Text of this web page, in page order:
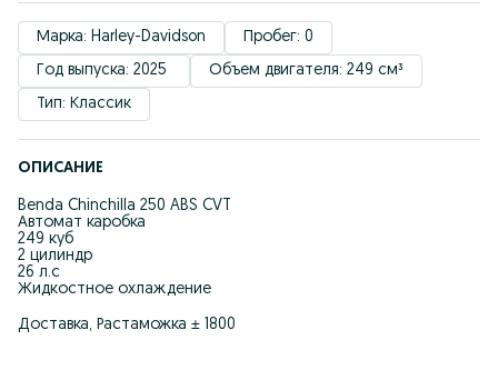
Марка: Harley-Davidson
Пробег: 0
Год выпуска: 2025
Объем двигателя: 249 см³
Тип: Классик
ОПИСАНИЕ
Benda Chinchilla 250 ABS CVT
Автомат каробка
249 куб
2 цилиндр
26 л.с
Жидкостное охлаждение
Доставка, Растаможка ± 1800